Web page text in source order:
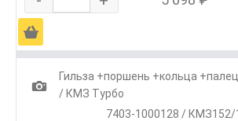
Ä
1
Гильза +поршень +кольца
/ КМЗ Турбо
7403-1000128 / КМЗ152/